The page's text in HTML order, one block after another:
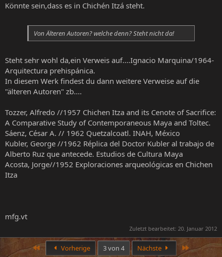
Könnte sein,dass es in Chichén Itzá steht.
Von Älteren Autoren? welche denn? Steht nicht da!
Steht sehr wohl da,ein Verweis auf....Ignacio Marquina/1964-
Arquitectura prehispánica.
In diesem Werk findest du dann weitere Verweise auf die
"älteren Autoren" zb....
Tozzer, Alfredo //1957 Chichen Itza and its Cenote of Sacrifice:
A Comparative Study of Contemporaneous Maya and Toltec.
Sáenz, César A. // 1962 Quetzalcoatl. INAH, México
Kubler, George //1962 Réplica del Doctor Kubler al trabajo de
Alberto Ruz que antecede. Estudios de Cultura Maya
Acosta, Jorge//1952 Exploraciones arqueológicas en Chichen
Itza
mfg.vt
Zuletzt bearbeitet: 20. Januar 2012
Erste Vorherige 3 von 4 Nächste Letzte